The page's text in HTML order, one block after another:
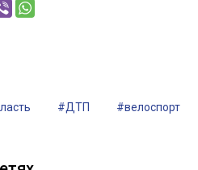
#ДТП #велоспорт